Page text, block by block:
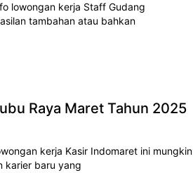
lowongan kerja Staff Gudang
tambahan atau bahkan
Raya Maret Tahun 2025
kerja Kasir Indomaret ini mungkin
karier baru yang